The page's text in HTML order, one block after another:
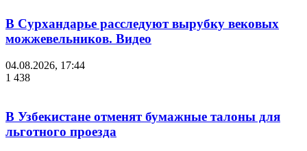
В Сурхандарье расследуют вырубку вековых
можжевельников. Видео
04.08.2026, 17:44
1 438
В Узбекистане отменят бумажные талоны для
льготного проезда